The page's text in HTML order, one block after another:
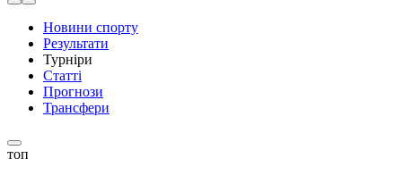
Новини спорту
Результати
Турніри
Статті
Прогнози
Трансфери
топ